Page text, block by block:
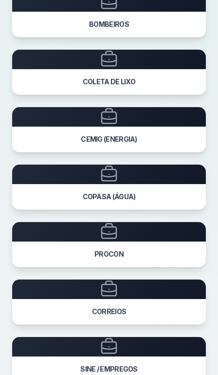
BOMBEIROS
COLETA DE LIXO
CEMIG (ENERGIA)
COPASA (ÁGUA)
PROCON
CORREIOS
SINE / EMPREGOS